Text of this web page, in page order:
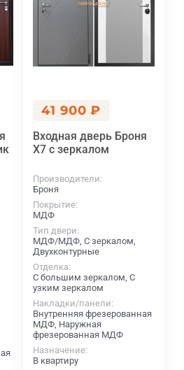
41 900 ₽
Входная дверь Броня
X7 с зеркалом
Производители
Броня
Покрытие
МДФ
Тип двери
МДФ/МДФ, С зеркалом,
Двухконтурные
Отделка
С большим зеркалом, С
узким зеркалом
Накладки/панели
Внутренняя фрезерованная
МДФ, Наружная
фрезерованная МДФ
Назначение
В квартиру